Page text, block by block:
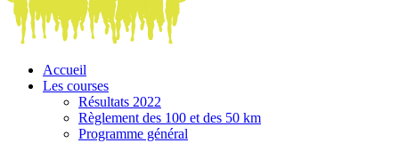
Accueil
Les courses
Résultats 2022
Règlement des 100 et des 50 km
Programme général